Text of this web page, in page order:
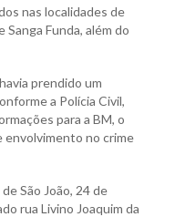
nas localidades de
Sanga Funda, além do
prendido um
a Polícia Civil,
para a BM, o
envolvimento no crime
São João, 24 de
rua Livino Joaquim da